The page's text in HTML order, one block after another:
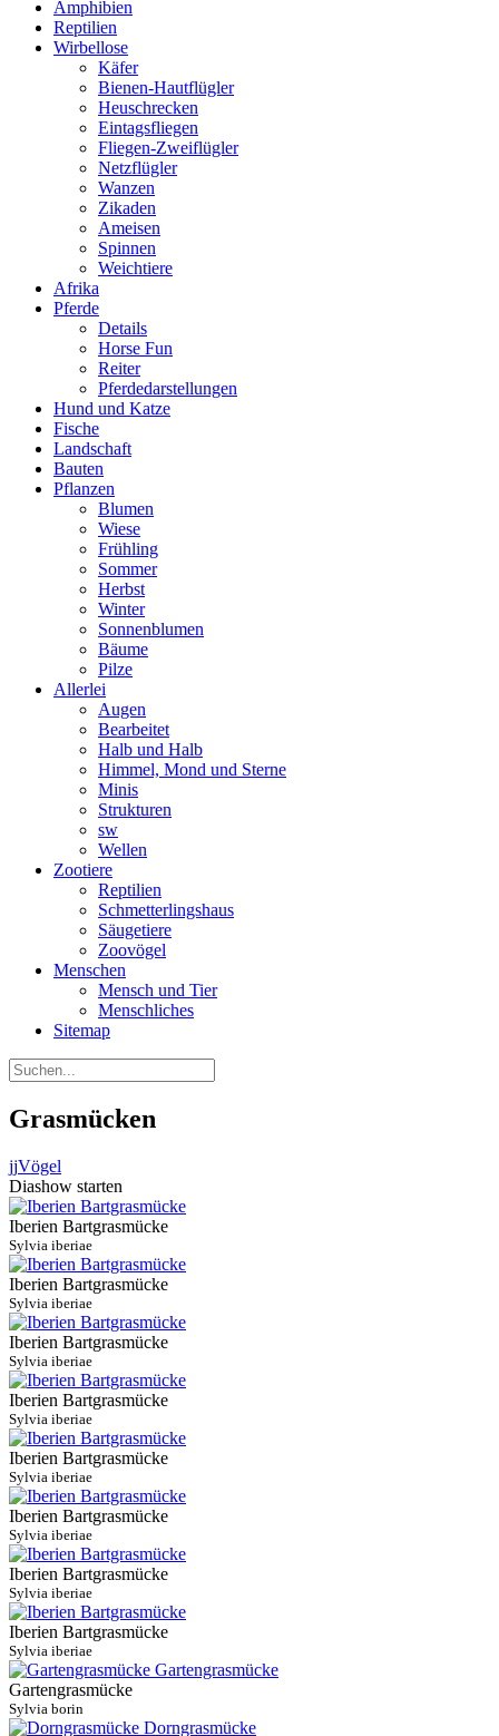
Amphibien
Reptilien
Wirbellose
Käfer
Bienen-Hautflügler
Heuschrecken
Eintagsfliegen
Fliegen-Zweiflügler
Netzflügler
Wanzen
Zikaden
Ameisen
Spinnen
Weichtiere
Afrika
Pferde
Details
Horse Fun
Reiter
Pferdedarstellungen
Hund und Katze
Fische
Landschaft
Bauten
Pflanzen
Blumen
Wiese
Frühling
Sommer
Herbst
Winter
Sonnenblumen
Bäume
Pilze
Allerlei
Augen
Bearbeitet
Halb und Halb
Himmel, Mond und Sterne
Minis
Strukturen
sw
Wellen
Zootiere
Reptilien
Schmetterlingshaus
Säugetiere
Zoovögel
Menschen
Mensch und Tier
Menschliches
Sitemap
Grasmücken
jjVögel
Diashow starten
Iberien Bartgrasmücke
Sylvia iberiae
Iberien Bartgrasmücke
Sylvia iberiae
Iberien Bartgrasmücke
Sylvia iberiae
Iberien Bartgrasmücke
Sylvia iberiae
Iberien Bartgrasmücke
Sylvia iberiae
Iberien Bartgrasmücke
Sylvia iberiae
Iberien Bartgrasmücke
Sylvia iberiae
Iberien Bartgrasmücke
Sylvia iberiae
Gartengrasmücke
Sylvia borin